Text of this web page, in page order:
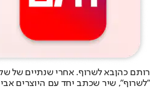
רותם כהןבא לשרוף. אחרי שנתיים של
"לשרוף", שיר שכתב יחד עם היוצרים